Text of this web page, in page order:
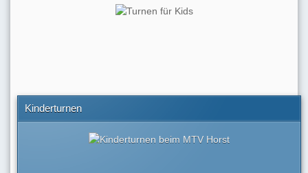
Kinderturnen